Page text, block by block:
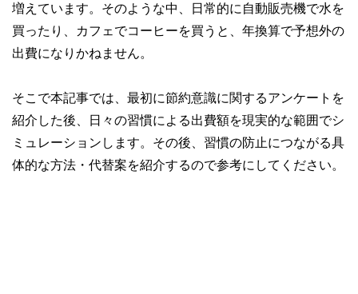
増えています。そのような中、日常的に自動販売機で水を
買ったり、カフェでコーヒーを買うと、年換算で予想外の
出費になりかねません。
そこで本記事では、最初に節約意識に関するアンケートを
紹介した後、日々の習慣による出費額を現実的な範囲でシ
ミュレーションします。その後、習慣の防止につながる具
体的な方法・代替案を紹介するので参考にしてください。